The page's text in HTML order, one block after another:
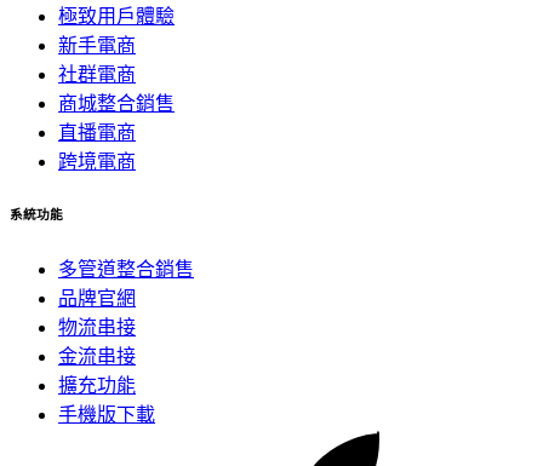
極致用戶體驗
新手電商
社群電商
商城整合銷售
直播電商
跨境電商
系統功能
多管道整合銷售
品牌官網
物流串接
金流串接
擴充功能
手機版下載